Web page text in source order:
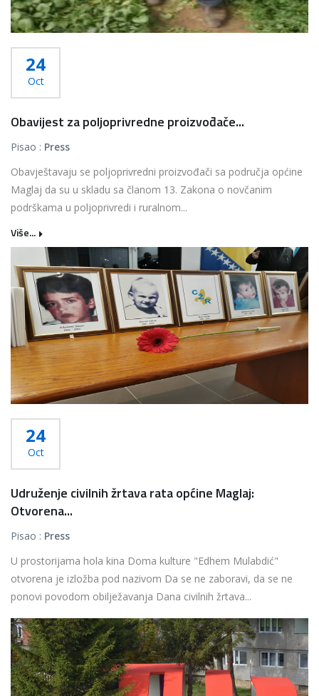
24
Oct
Obavijest za poljoprivredne proizvođače...
Pisao : Press
Obavještavaju se poljoprivredni proizvođači sa područja općine
Maglaj da su u skladu sa članom 13. Zakona o novčanim
podrškama u poljoprivredi i ruralnom...
Više...
24
Oct
Udruženje civilnih žrtava rata općine Maglaj:
Otvorena...
Pisao : Press
U prostorijama hola kina Doma kulture "Edhem Mulabdić"
otvorena je izložba pod nazivom Da se ne zaboravi, da se ne
ponovi povodom obilježavanja Dana civilnih žrtava...
Više...